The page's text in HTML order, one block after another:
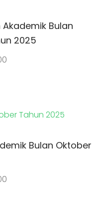
Bulan
2025
Bulan Oktober